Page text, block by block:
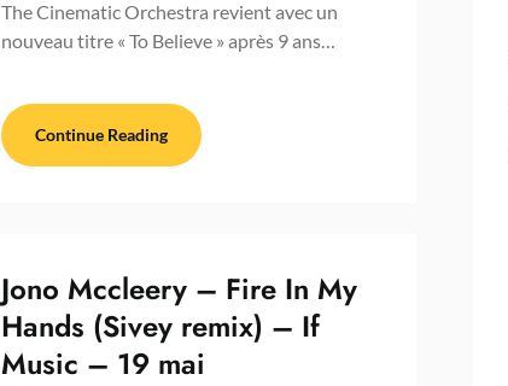
The Cinematic Orchestra revient avec un
nouveau titre « To Believe » après 9 ans…
Continue Reading
Jono Mccleery – Fire In My
Hands (Sivey remix) – If
Music – 19 mai